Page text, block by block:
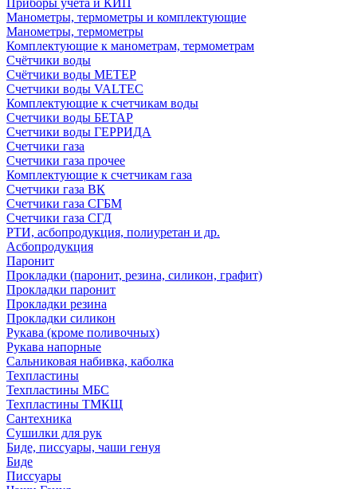
Приборы учёта и КИП
Манометры, термометры и комплектующие
Манометры, термометры
Комплектующие к манометрам, термометрам
Счётчики воды
Счётчики воды МЕТЕР
Счетчики воды VALTEC
Комплектующие к счетчикам воды
Счетчики воды БЕТАР
Счетчики воды ГЕРРИДА
Счетчики газа
Счетчики газа прочее
Комплектующие к счетчикам газа
Счетчики газа ВК
Счетчики газа СГБМ
Счетчики газа СГД
РТИ, асбопродукция, полиуретан и др.
Асбопродукция
Паронит
Прокладки (паронит, резина, силикон, графит)
Прокладки паронит
Прокладки резина
Прокладки силикон
Рукава (кроме поливочных)
Рукава напорные
Сальниковая набивка, каболка
Техпластины
Техпластины МБС
Техпластины ТМКЩ
Сантехника
Сушилки для рук
Биде, писсуары, чаши генуя
Биде
Писсуары